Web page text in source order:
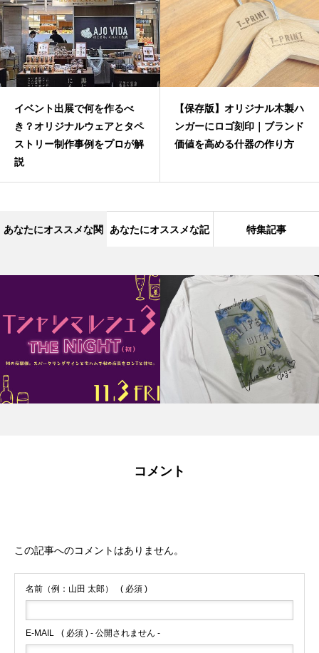
【保存版】オリジナル木製ハ
ンガーにロゴ刻印｜ブランド
価値を高める什器の作り方
Canva入稿でも失敗しな
印刷用データの正しい作
ガイド【印刷会社が解説】
あなたにオススメな関 あなたにオススメな記 特集記事
コメント
この記事へのコメントはありません。
名前（例：山田 太郎） ( 必須 )
E-MAIL ( 必須 ) - 公開されません -